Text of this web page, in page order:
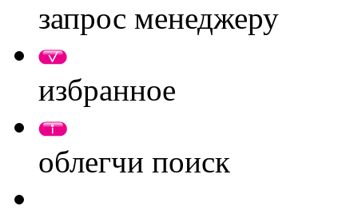
запрос менеджеру
избранное
облегчи поиск